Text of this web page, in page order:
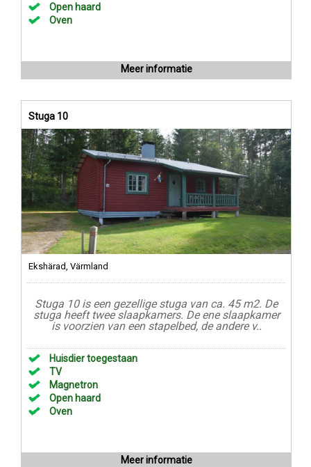
Open haard
Oven
Meer informatie
Stuga 10
Ekshärad, Värmland
Stuga 10 is een gezellige stuga van ca. 45 m2. De
stuga heeft twee slaapkamers. De ene slaapkamer
is voorzien van een stapelbed, de andere v..
Huisdier toegestaan
TV
Magnetron
Open haard
Oven
Meer informatie